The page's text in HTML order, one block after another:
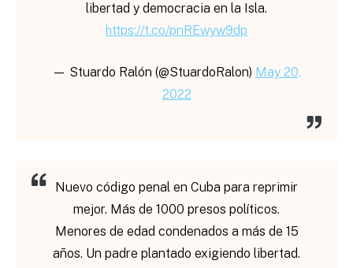
libertad y democracia en la Isla.
https://t.co/pnREwyw9dp
— Stuardo Ralón (@StuardoRalon) May 20,
2022
Nuevo código penal en Cuba para reprimir
mejor. Más de 1000 presos políticos.
Menores de edad condenados a más de 15
años. Un padre plantado exigiendo libertad.